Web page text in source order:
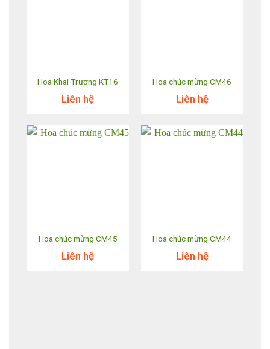
Hoa Khai Trương KT16
Liên hệ
Hoa chúc mừng CM46
Liên hệ
Hoa chúc mừng CM45
Liên hệ
Hoa chúc mừng CM44
Liên hệ